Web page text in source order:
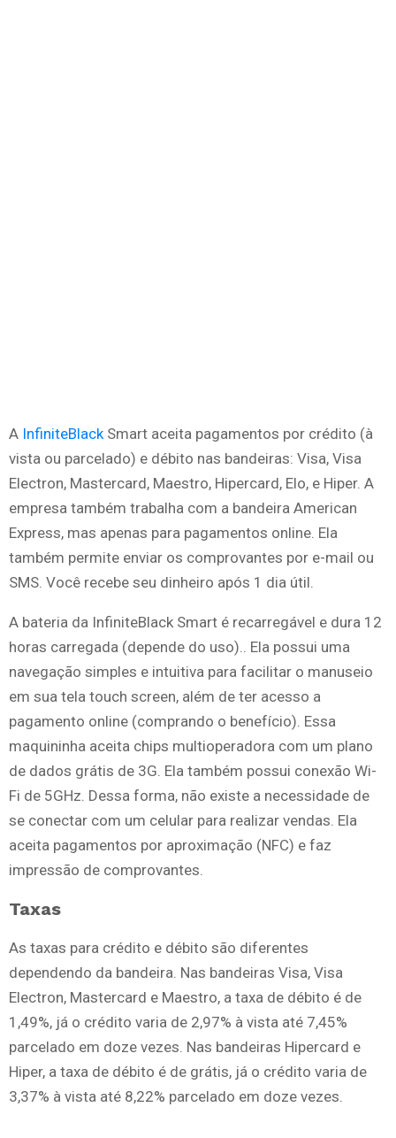
A InfiniteBlack Smart aceita pagamentos por crédito (à
vista ou parcelado) e débito nas bandeiras: Visa, Visa
Electron, Mastercard, Maestro, Hipercard, Elo, e Hiper. A
empresa também trabalha com a bandeira American
Express, mas apenas para pagamentos online. Ela
também permite enviar os comprovantes por e-mail ou
SMS. Você recebe seu dinheiro após 1 dia útil.
A bateria da InfiniteBlack Smart é recarregável e dura 12
horas carregada (depende do uso).. Ela possui uma
navegação simples e intuitiva para facilitar o manuseio
em sua tela touch screen, além de ter acesso a
pagamento online (comprando o benefício). Essa
maquininha aceita chips multioperadora com um plano
de dados grátis de 3G. Ela também possui conexão Wi-
Fi de 5GHz. Dessa forma, não existe a necessidade de
se conectar com um celular para realizar vendas. Ela
aceita pagamentos por aproximação (NFC) e faz
impressão de comprovantes.
Taxas
As taxas para crédito e débito são diferentes
dependendo da bandeira. Nas bandeiras Visa, Visa
Electron, Mastercard e Maestro, a taxa de débito é de
1,49%, já o crédito varia de 2,97% à vista até 7,45%
parcelado em doze vezes. Nas bandeiras Hipercard e
Hiper, a taxa de débito é de grátis, já o crédito varia de
3,37% à vista até 8,22% parcelado em doze vezes.